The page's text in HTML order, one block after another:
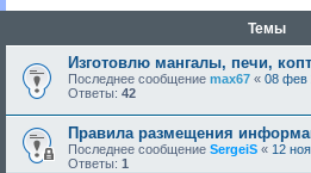
Темы
Изготовлю мангалы, печи,
Последнее сообщение max67 « 08 фев
Ответы: 42
Правила размещения
Последнее сообщение SergeiS « 12
Ответы: 1